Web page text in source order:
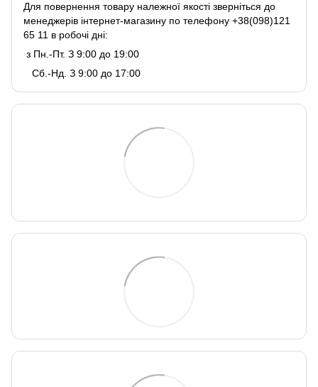
Для повернення товару належної якості зверніться до
менеджерів інтернет-магазину по телефону +38(098)121
65 11 в робочі дні:
з Пн.-Пт. З 9:00 до 19:00
Сб.-Нд. З 9:00 до 17:00